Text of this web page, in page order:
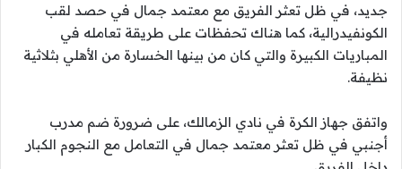
جديد، في ظل تعثر الفريق مع معتمد جمال في حصد لقب
الكونفيدرالية، كما هناك تحفظات على طريقة تعامله في
المباريات الكبيرة والتي كان من بينها الخسارة من الأهلي بثلاثية
نظيفة.
واتفق جهاز الكرة في نادي الزمالك، على ضرورة ضم مدرب
أجنبي في ظل تعثر معتمد جمال في التعامل مع النجوم الكبار